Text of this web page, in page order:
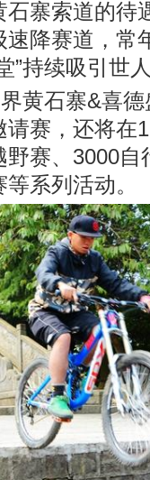
寨索道的待
降赛道，常
”持续吸引世
黄石寨&喜
赛，还将在
赛、3000
系列活动。